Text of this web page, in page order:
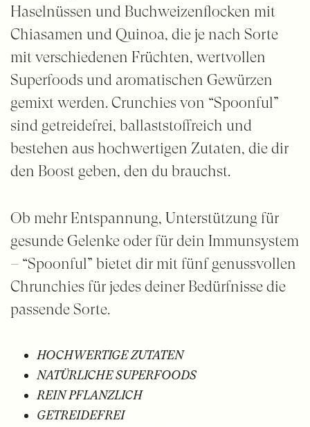
Haselnüssen und Buchweizenflocken mit
Chiasamen und Quinoa, die je nach Sorte
mit verschiedenen Früchten, wertvollen
Superfoods und aromatischen Gewürzen
gemixt werden. Crunchies von “Spoonful”
sind getreidefrei, ballaststoffreich und
bestehen aus hochwertigen Zutaten, die dir
den Boost geben, den du brauchst.
Ob mehr Entspannung, Unterstützung für
gesunde Gelenke oder für dein Immunsystem
– “Spoonful” bietet dir mit fünf genussvollen
Chrunchies für jedes deiner Bedürfnisse die
passende Sorte.
HOCHWERTIGEZUTATEN
NATÜRLICHESUPERFOODS
REIN PFLANZLICH
GETREIDEFREI